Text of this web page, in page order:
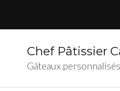
Chef Pâtissier
Gâteaux